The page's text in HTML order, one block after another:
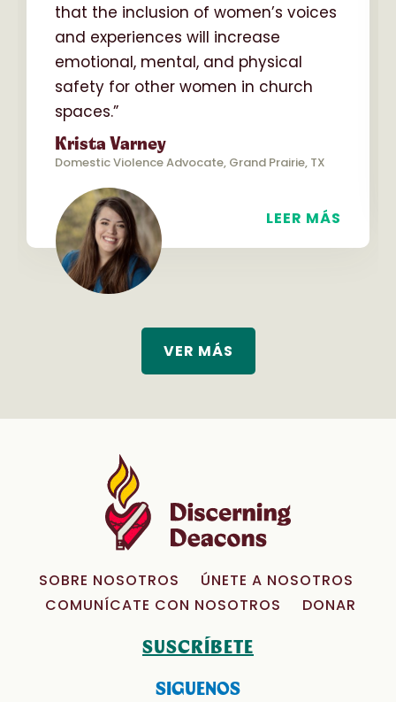
that the inclusion of women’s voices
and experiences will increase
emotional, mental, and physical
safety for other women in church
spaces.”
Krista Varney
Domestic Violence Advocate, Grand Prairie, TX
LEER MÁS
VER MÁS
SOBRE NOSOTROS
ÚNETE A NOSOTROS
COMUNÍCATE CON NOSOTROS
DONAR
SUSCRÍBETE
SIGUENOS